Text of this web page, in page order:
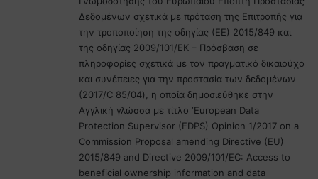
Δεδομένων σχετικά με πρόταση της Επιτροπής για
την τροποποίηση της οδηγίας (ΕΕ) 2015/849 και
της οδηγίας 2009/101/ΕΚ – Πρόσβαση σε
πληροφορίες σχετικά με τον πραγματικό δικαιούχο
και συνέπειες για την προστασία των δεδομένων
(2017/C 85/04), η οποία δημοσιεύθηκε στην
Αγγλική γλώσσα με τίτλο ‘European Data
Protection Supervisor (EDPS) Opinion 1/2017 on a
Commission Proposal amending Directive (EU)
2015/849 and Directive 2009/101/EC: Access to
beneficial ownership information and data